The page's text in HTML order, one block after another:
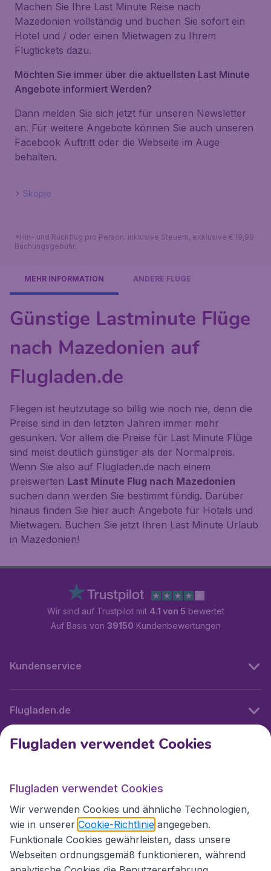
Machen Sie Ihre Last Minute Reise nach
Mazedonien vollständig und buchen Sie sofort ein
Hotel und / oder einen Mietwagen zu Ihrem
Flugtickets dazu.
Möchten Sie immer über die aktuellsten Last Minute
Angebote informiert Werden?
Dann melden Sie sich jetzt für unseren Newsletter
an. Für weitere Angebote können Sie auch unseren
Facebook Auftritt oder die Webseite im Auge
behalten.
Skopje
*Hin- und Rückflug pro Person, inklusive Steuern, exklusive € 19,99
Buchungsgebühr.
MEHR INFORMATION ANDERE FLÜGE
Günstige Lastminute Flüge
nach Mazedonien auf
Flugladen.de
Fliegen ist heutzutage so billig wie noch nie, denn die
Preise sind in den letzten Jahren immer mehr
gesunken. Vor allem die Preise für Last Minute Flüge
sind meist deutlich günstiger als der Normalpreis.
Wenn Sie also auf Flugladen.de nach einem
preiswerten Last Minute Flug nach Mazedonien
suchen dann werden Sie bestimmt fündig. Darüber
hinaus finden Sie hier auch Angebote für Hotels und
Mietwagen. Buchen Sie jetzt Ihren Last Minute Urlaub
in Mazedonien!
Wir sind auf Trustpilot mit 4.1 von 5 bewertet
Auf Basis von 39150 Kundenbewertungen
Kundenservice
Flugladen.de
Internationale Webseiten
Folgen Sie uns:
Flugladen verwendet Cookies
Flugladen verwendet Cookies
Wir verwenden Cookies und ähnliche Technologien,
wie in unserer Cookie-Richtlinie angegeben.
Funktionale Cookies gewährleisten, dass unsere
Webseiten ordnungsgemäß funktionieren, während